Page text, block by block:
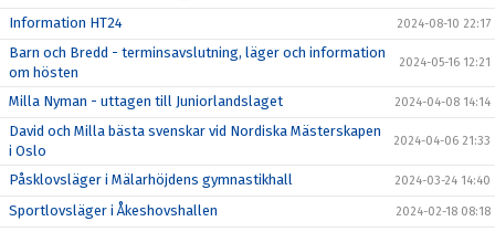
Information HT24 2024-08-10 22:17
Barn och Bredd - terminsavslutning, läger och information
om hösten
2024-05-16 12:21
Milla Nyman - uttagen till Juniorlandslaget 2024-04-08 14:14
David och Milla bästa svenskar vid Nordiska Mästerskapen
i Oslo
2024-04-06 21:33
Påsklovsläger i Mälarhöjdens gymnastikhall 2024-03-24 14:40
Sportlovsläger i Åkeshovshallen 2024-02-18 08:18